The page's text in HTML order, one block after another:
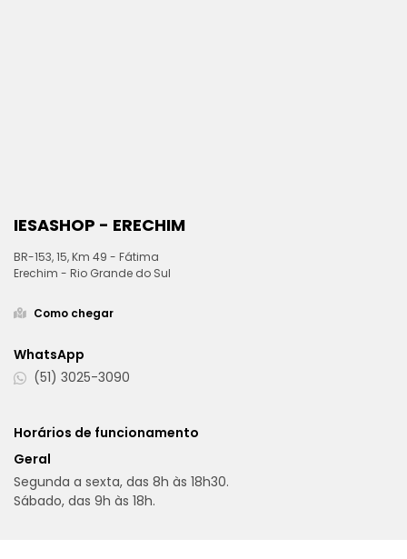
IESASHOP - ERECHIM
BR-153, 15, Km 49 - Fátima
Erechim - Rio Grande do Sul
Como chegar
WhatsApp
(51) 3025-3090
Horários de funcionamento
Geral
Segunda a sexta, das 8h às 18h30.
Sábado, das 9h às 18h.